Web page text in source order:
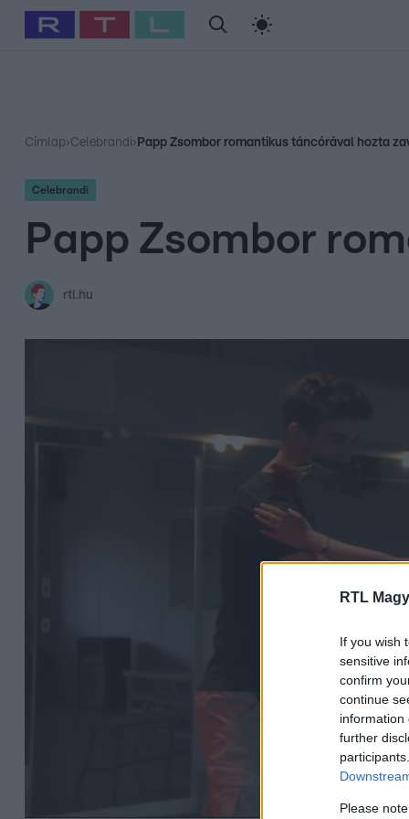
RTL
If you wish
sensitive
confirm
continue
information
further
Please
Babits Marcella Szellő István Most Wanted
Címlap›Celebrandi› Papp Zsombor romantikus táncórával hozta
Celebrandi
Papp Zsombor
rtl.hu